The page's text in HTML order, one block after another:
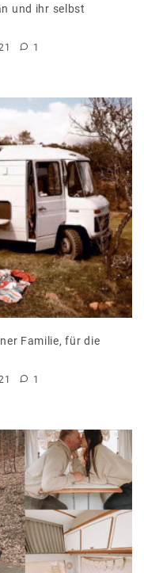
und ihr selbst
1
Familie, für die
1